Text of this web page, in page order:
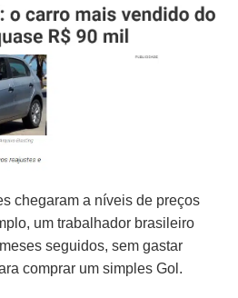
chegaram a níveis de preços
um trabalhador brasileiro
seguidos, sem gastar
comprar um simples Gol.